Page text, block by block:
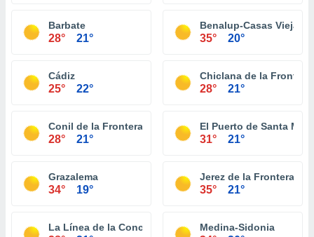
Barbate
28° 21°
Benalup-Casas Viejas
35° 20°
Cádiz
25° 22°
Chiclana de la Frontera
28° 21°
Conil de la Frontera
28° 21°
El Puerto de Santa
31° 21°
Grazalema
34° 19°
Jerez de la Frontera
35° 21°
La Línea de la Concepción Medina-Sidonia